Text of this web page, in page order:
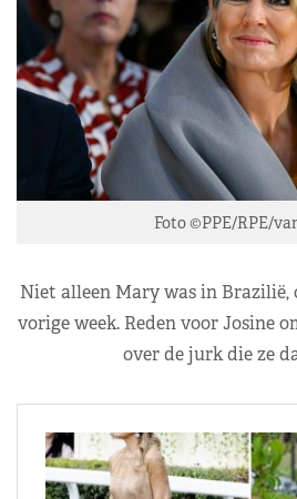
Foto ©PPE/RPE/
Niet alleen Mary was in Brazilië,
vorige week. Reden voor Josine
over de jurk die ze